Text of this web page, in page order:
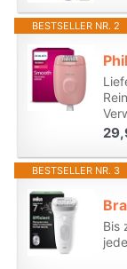
BESTSELLER NR. 2
BESTSELLER NR. 3
Bis